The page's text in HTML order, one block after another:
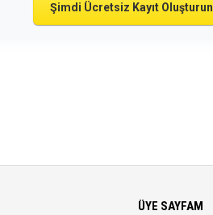
Şimdi Ücretsiz Kayıt Oluşturun
ÜYE SAYFAM